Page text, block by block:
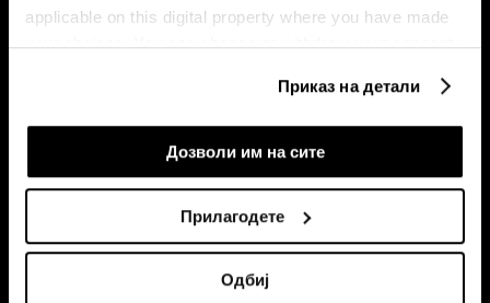
applicable on this digital property where you have made
your choices. You can change or withdraw your consent
If you allow, we would also like to:
Collect information about your geographical
Identify your device by actively scanning it for
specific characteristics (fingerprinting)
Приказ на детали
Дозволи им на сите
Прилагодете
Одбиј
Јадранот
Сараево слави филмска